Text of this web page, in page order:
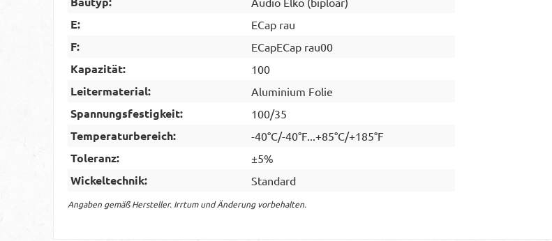
E: ECap rau
F: ECapECap rau00
Kapazität: 100
Leitermaterial: Aluminium Folie
Spannungsfestigkeit: 100/35
Temperaturbereich: -40°C/-40°F...+85°C/+185°F
Toleranz: ±5%
Wickeltechnik: Standard
Angaben gemäß Hersteller. Irrtum und Änderung vorbehalten.